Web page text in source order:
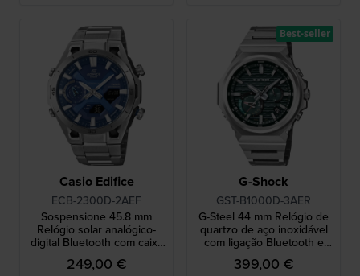
Casio Edifice
ECB-2300D-2AEF
Sospensione 45.8 mm
Relógio solar analógico-
digital Bluetooth com caixa
em carbono
249,00 €
G-Shock
GST-B1000D-3AER
G-Steel 44 mm Relógio de
quartzo de aço inoxidável
com ligação Bluetooth e
alimentado a energia solar
399,00 €
Best-seller